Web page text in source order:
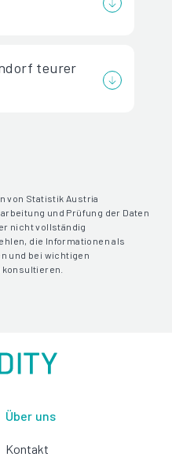
teurer
von Statistik Austria
und Prüfung der Daten
nicht vollständig
die Informationen als
und bei wichtigen
Über uns
Kontakt